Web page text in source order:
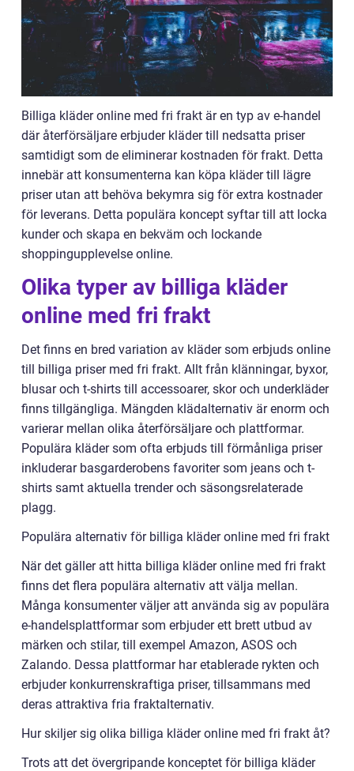
Billiga kläder online med fri frakt är en typ av e-handel
där återförsäljare erbjuder kläder till nedsatta priser
samtidigt som de eliminerar kostnaden för frakt. Detta
innebär att konsumenterna kan köpa kläder till lägre
priser utan att behöva bekymra sig för extra kostnader
för leverans. Detta populära koncept syftar till att locka
kunder och skapa en bekväm och lockande
shoppingupplevelse online.
Olika typer av billiga kläder
online med fri frakt
Det finns en bred variation av kläder som erbjuds online
till billiga priser med fri frakt. Allt från klänningar, byxor,
blusar och t-shirts till accessoarer, skor och underkläder
finns tillgängliga. Mängden klädalternativ är enorm och
varierar mellan olika återförsäljare och plattformar.
Populära kläder som ofta erbjuds till förmånliga priser
inkluderar basgarderobens favoriter som jeans och t-
shirts samt aktuella trender och säsongsrelaterade
plagg.
Populära alternativ för billiga kläder online med fri frakt
När det gäller att hitta billiga kläder online med fri frakt
finns det flera populära alternativ att välja mellan.
Många konsumenter väljer att använda sig av populära
e-handelsplattformar som erbjuder ett brett utbud av
märken och stilar, till exempel Amazon, ASOS och
Zalando. Dessa plattformar har etablerade rykten och
erbjuder konkurrenskraftiga priser, tillsammans med
deras attraktiva fria fraktalternativ.
Hur skiljer sig olika billiga kläder online med fri frakt åt?
Trots att det övergripande konceptet för billiga kläder